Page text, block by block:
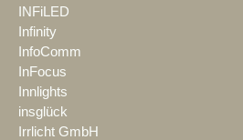
INFiLED
Infinity
InfoComm
InFocus
Innlights
insglück
Irrlicht GmbH